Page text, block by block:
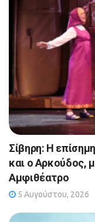
Σίβηρη: Η
και ο Αρκούδος,
Αμφιθέατρο
5 Αυγούστου, 2026